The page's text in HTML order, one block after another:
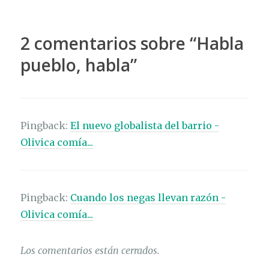
2 comentarios sobre “Habla
pueblo, habla”
Pingback:El nuevo globalista del barrio -
Olivica comía...
Pingback: Cuando los negas llevan razón -
Olivica comía...
Los comentarios están cerrados.